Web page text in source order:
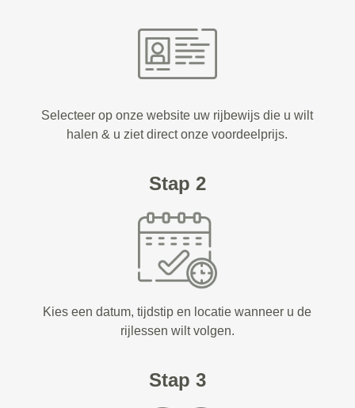
Selecteer op onze website uw rijbewijs die u wilt
halen & u ziet direct onze voordeelprijs.
Stap 2
Kies een datum, tijdstip en locatie wanneer u de
rijlessen wilt volgen.
Stap 3